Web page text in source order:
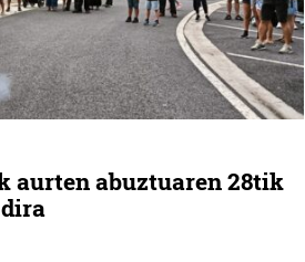
aurten abuztuaren 28tik